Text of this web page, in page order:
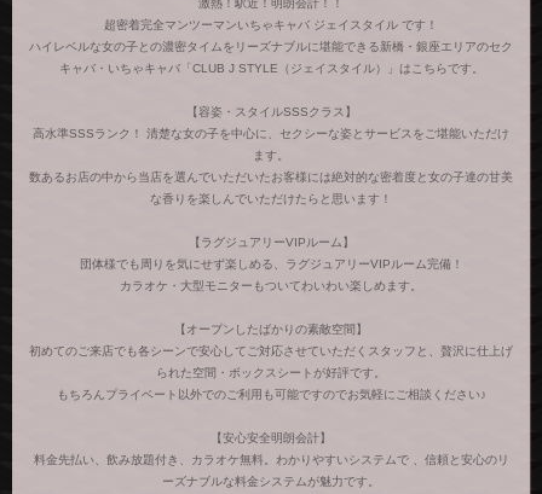
超密着完全マンツーマンいちゃキャバ ジェイスタイル です！
ハイレベルな女の子との濃密タイムをリーズナブルに堪能できる新橋・銀座エリアのセク
キャバ・いちゃキャバ「CLUB J STYLE（ジェイスタイル）」はこちらです。
【容姿・スタイルSSSクラス】
高水準SSSランク！ 清楚な女の子を中心に、セクシーな姿とサービスをご堪能いただけ
ます。
数あるお店の中から当店を選んでいただいたお客様には絶対的な密着度と女の子達の甘美
な香りを楽しんでいただけたらと思います！
【ラグジュアリーVIPルーム】
団体様でも周りを気にせず楽しめる、ラグジュアリーVIPルーム完備！
カラオケ・大型モニターもついてわいわい楽しめます。
【オープンしたばかりの素敵空間】
初めてのご来店でも各シーンで安心してご対応させていただくスタッフと、贅沢に仕上げ
られた空間・ボックスシートが好評です。
もちろんプライベート以外でのご利用も可能ですのでお気軽にご相談ください♪
【安心安全明朗会計】
料金先払い、飲み放題付き、カラオケ無料。わかりやすいシステムで 、信頼と安心のリ
ーズナブルな料金システムが魅力です。